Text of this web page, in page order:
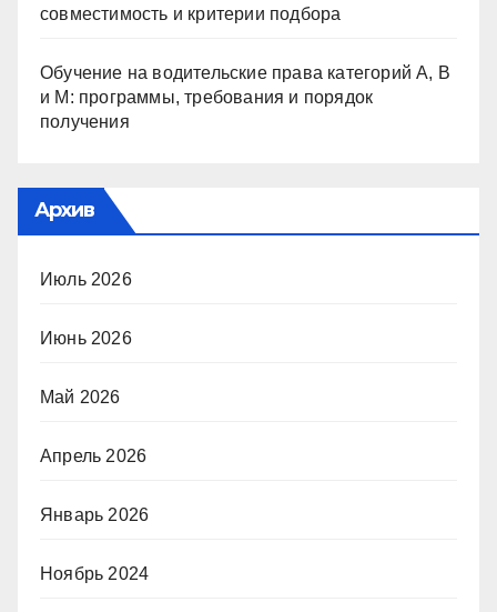
совместимость и критерии подбора
Обучение на водительские права категорий A, B
и M: программы, требования и порядок
получения
Архив
Июль 2026
Июнь 2026
Май 2026
Апрель 2026
Январь 2026
Ноябрь 2024